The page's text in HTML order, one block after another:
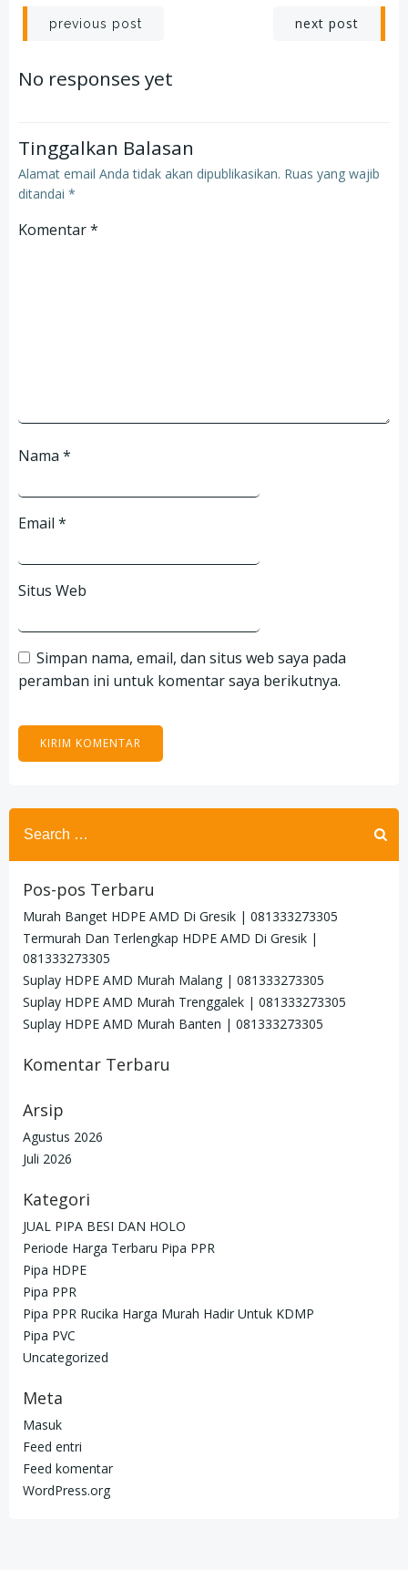
Post
navigation
previous post next post
No responses yet
Tinggalkan Balasan
Alamat email Anda tidak akan dipublikasikan. Ruas yang wajib
ditandai *
Komentar*
Nama *
Email *
Situs Web
Simpan nama, email, dan situs web saya pada
peramban ini untuk komentar saya berikutnya.
Search
for:
Pos-pos Terbaru
Murah Banget HDPE AMD Di Gresik | 081333273305
Termurah Dan Terlengkap HDPE AMD Di Gresik |
081333273305
Suplay HDPE AMD Murah Malang | 081333273305
Suplay HDPE AMD Murah Trenggalek | 081333273305
Suplay HDPE AMD Murah Banten | 081333273305
Komentar Terbaru
Arsip
Agustus 2026
Juli 2026
Kategori
JUAL PIPA BESI DAN HOLO
Periode Harga Terbaru Pipa PPR
Pipa HDPE
Pipa PPR
Pipa PPR Rucika Harga Murah Hadir Untuk KDMP
Pipa PVC
Uncategorized
Meta
Masuk
Feed entri
Feed komentar
WordPress.org